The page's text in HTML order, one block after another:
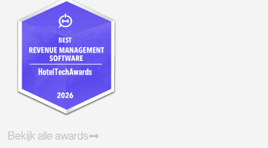
Bekijk alle awards